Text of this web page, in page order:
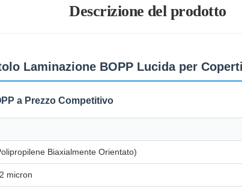
Descrizione del prodotto
Laminazione BOPP Lucida per
a Prezzo Competitivo
Biaxialmente Orientato)
micron